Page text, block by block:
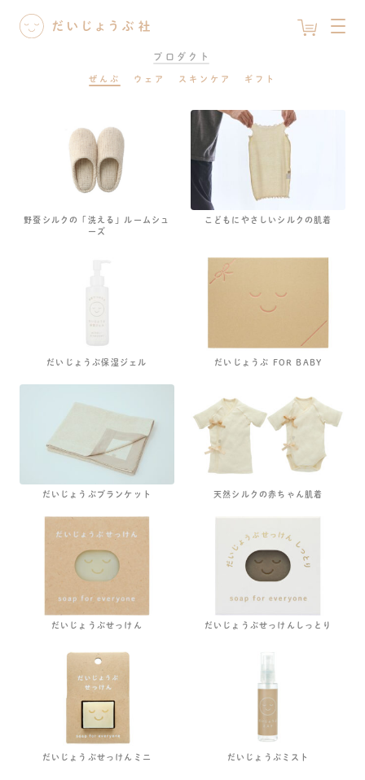
プロダクト
ぜんぶ ウェア スキンケア ギフト
野蚕シルクの「洗える」ルームシュ
ーズ
こどもにやさしいシルクの肌着
だいじょうぶ保湿ジェル だいじょうぶ FOR BABY
だいじょうぶブランケット 天然シルクの赤ちゃん肌着
だいじょうぶせっけん だいじょうぶせっけんしっとり
だいじょうぶせっけんミニ だいじょうぶミスト